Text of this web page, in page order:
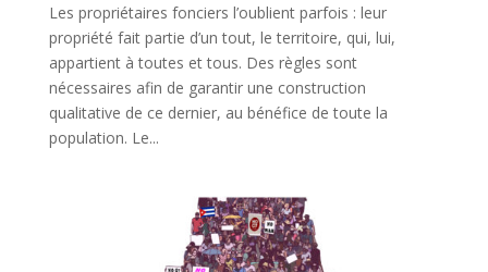
Les propriétaires fonciers l’oublient parfois : leur
propriété fait partie d’un tout, le territoire, qui, lui,
appartient à toutes et tous. Des règles sont
nécessaires afin de garantir une construction
qualitative de ce dernier, au bénéfice de toute la
population. Le...